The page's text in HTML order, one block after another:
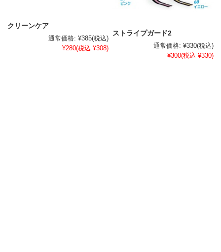
クリーンケア
通常価格: ¥385(税込)
¥280(税込 ¥308)
ストライプガード2
通常価格: ¥330(税込)
¥300(税込 ¥330)